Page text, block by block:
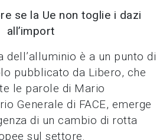
se la Ue non toglie i dazi
all’import
dell’alluminio è a un punto di
pubblicato da Libero, che
le parole di Mario
Generale di FACE, emerge
di un cambio di rotta
sul settore.